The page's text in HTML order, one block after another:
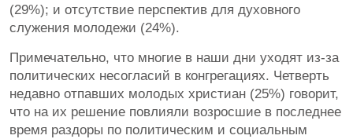
(29%); и отсутствие перспектив для духовного
служения молодежи (24%).
Примечательно, что многие в наши дни уходят из-за
политических несогласий в конгрегациях. Четверть
недавно отпавших молодых христиан (25%) говорит,
что на их решение повлияли возросшие в последнее
время раздоры по политическим и социальным